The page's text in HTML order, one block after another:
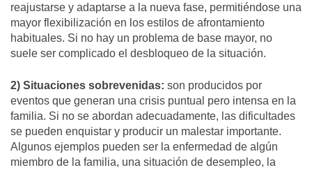
reajustarse y adaptarse a la nueva fase, permitiéndose una
mayor flexibilización en los estilos de afrontamiento
habituales. Si no hay un problema de base mayor, no
suele ser complicado el desbloqueo de la situación.
2) Situaciones sobrevenidas: son producidos por
eventos que generan una crisis puntual pero intensa en la
familia. Si no se abordan adecuadamente, las dificultades
se pueden enquistar y producir un malestar importante.
Algunos ejemplos pueden ser la enfermedad de algún
miembro de la familia, una situación de desempleo, la